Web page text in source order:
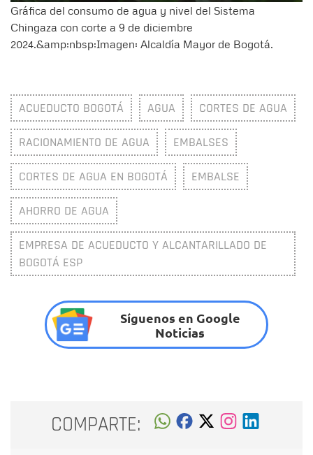
Gráfica del consumo de agua y nivel del Sistema
Chingaza con corte a 9 de diciembre
2024.&amp;nbsp;Imagen: Alcaldía Mayor de Bogotá.
ACUEDUCTO BOGOTÁ AGUA CORTES DE AGUA
RACIONAMIENTO DE AGUA EMBALSES
CORTES DE AGUA EN BOGOTÁ EMBALSE
AHORRO DE AGUA
EMPRESA DE ACUEDUCTO Y ALCANTARILLADO DE
BOGOTÁ ESP
Síguenos en Google
Noticias
COMPARTE: